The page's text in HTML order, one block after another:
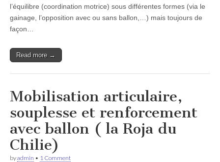
l’équilibre (coordination motrice) sous différentes formes (via le
gainage, l’opposition avec ou sans ballon,…) mais toujours de
façon…
Read more →
Mobilisation articulaire,
souplesse et renforcement
avec ballon ( la Roja du
Chilie)
byadmin • 1 Comment